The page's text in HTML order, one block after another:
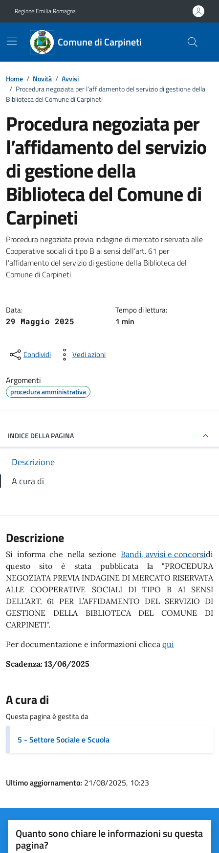
Regione Emilia Romagna
Comune di Carpineti
Home / Novità / Avvisi
/ Procedura negoziata per l’affidamento del servizio di gestione della
Biblioteca del Comune di Carpineti
Procedura negoziata per
l’affidamento del servizio
di gestione della
Biblioteca del Comune di
Carpineti
Dettagli della notizia
Procedura negoziata previa indagine di mercato riservata alle
Cooperative sociali di tipo B ai sensi dell’art. 61 per
l’affidamento del servizio di gestione della Biblioteca del
Comune di Carpineti
Data:
29 Maggio 2025
Tempo di lettura:
1 min
Condividi Vedi azioni
Argomenti
procedura amministrativa
INDICE DELLA PAGINA
Descrizione
A cura di
Descrizione
Si informa che nella sezione Bandi, avvisi e concorsidi
questo sito è stata pubblicata la "PROCEDURA
NEGOZIATA PREVIA INDAGINE DI MERCATO RISERVATA
ALLE COOPERATIVE SOCIALI DI TIPO B AI SENSI
DELL’ART. 61 PER L’AFFIDAMENTO DEL SERVIZIO DI
GESTIONE DELLA BIBLIOTECA DEL COMUNE DI
CARPINETI".
Per documentazione e informazioni clicca qui
Scadenza: 13/06/2025
A cura di
Questa pagina è gestita da
5 - Settore Sociale e Scuola
Ultimo aggiornamento: 21/08/2025, 10:23
Quanto sono chiare le informazioni su questa
pagina?